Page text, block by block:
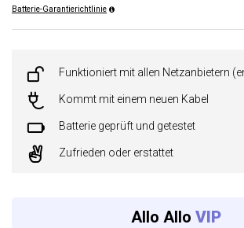
Batterie-Garantierichtlinie
Funktioniert mit allen Netzanbietern
Kommt mit einem neuen Kabel
Batterie geprüft und getestet
Zufrieden oder erstattet
Allo Allo VIP